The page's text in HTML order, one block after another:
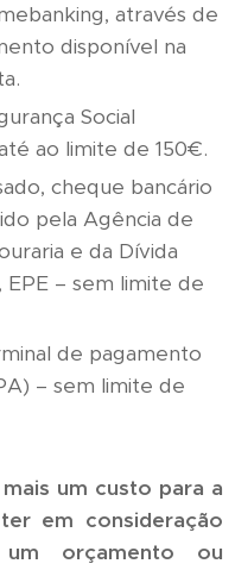
através de
disponível na
Social
ao limite de 150€.
cheque bancário
pela Agência de
e da Dívida
EPE – sem limite de
de pagamento
– sem limite de
um custo para a
em consideração
orçamento ou